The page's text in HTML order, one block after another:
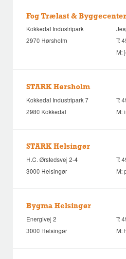
Fog Trælast &
Kokkedal Industripark
2970 Hørsholm
T:
M:
STARK Hørsholm
Kokkedal Industripark 7
2980 Kokkedal
T:
M:
STARK Helsingør
H.C. Ørstedsvej 2-4
3000 Helsingør
T:
M:
Bygma Helsingør
Energivej 2
3000 Helsingør
T:
M: